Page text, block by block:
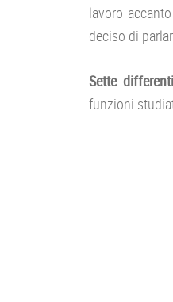
lavoro
deciso di
Sette
funzioni